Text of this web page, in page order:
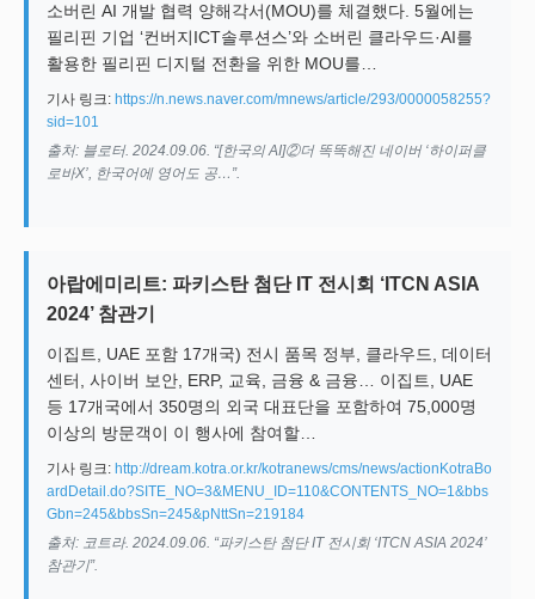
소버린 AI 개발 협력 양해각서(MOU)를 체결했다. 5월에는
필리핀 기업 ‘컨버지ICT솔루션스’와 소버린 클라우드·AI를
활용한 필리핀 디지털 전환을 위한 MOU를…
기사 링크: https://n.news.naver.com/mnews/article/293/0000058255?
sid=101
출처: 블로터. 2024.09.06. “[한국의 AI]②더 똑똑해진 네이버 ‘하이퍼클
로바X’, 한국어에 영어도 공…”.
아랍에미리트: 파키스탄 첨단 IT 전시회 ‘ITCN ASIA
2024’ 참관기
이집트, UAE 포함 17개국) 전시 품목 정부, 클라우드, 데이터
센터, 사이버 보안, ERP, 교육, 금융 & 금융… 이집트, UAE
등 17개국에서 350명의 외국 대표단을 포함하여 75,000명
이상의 방문객이 이 행사에 참여할…
기사 링크: http://dream.kotra.or.kr/kotranews/cms/news/actionKotraBo
ardDetail.do?SITE_NO=3&MENU_ID=110&CONTENTS_NO=1&bbs
Gbn=245&bbsSn=245&pNttSn=219184
출처: 코트라. 2024.09.06. “파키스탄 첨단 IT 전시회 ‘ITCN ASIA 2024’
참관기”.